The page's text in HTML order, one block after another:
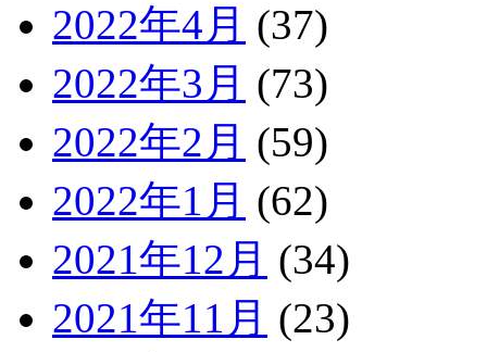
2022年4月 (37)
2022年3月 (73)
2022年2月 (59)
2022年1月 (62)
2021年12月 (34)
2021年11月 (23)